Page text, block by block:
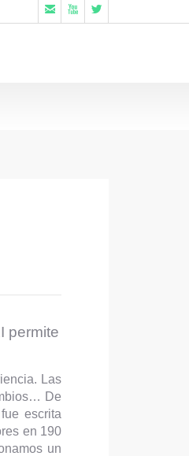
  
permite
Las
De
escrita
en 190
un